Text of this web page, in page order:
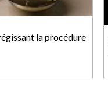
la procédure